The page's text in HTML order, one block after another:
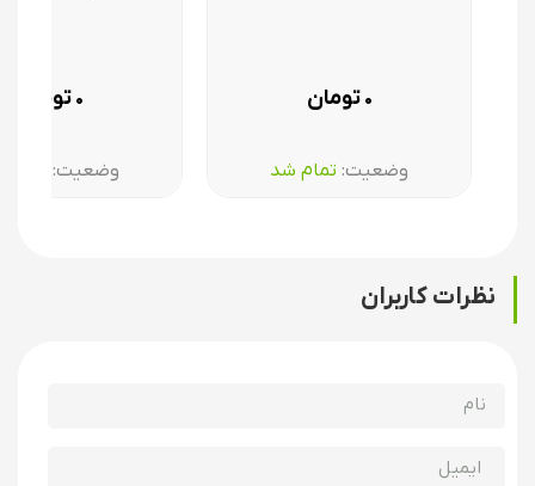
۰ تومان
وضعیت:‌ تمام شد
۰ تومان
وضعیت:‌
نظرات کاربران